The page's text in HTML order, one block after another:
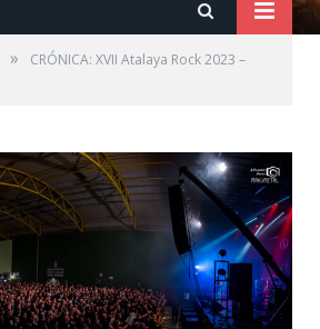
»
CRÓNICA: XVII Atalaya Rock 2023 –